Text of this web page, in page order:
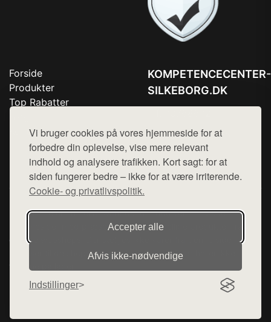
Vi bruger cookies på vores hjemmeside for at
forbedre din oplevelse, vise mere relevant
indhold og analysere trafikken. Kort sagt: for at
siden fungerer bedre – ikke for at være irriterende.
Cookie- og privatlivspolitik.
Accepter alle
Afvis ikke‑nødvendige
Indstillinger
Forside
Produkter
Top Rabatter
Kontakt
KOMPETENCECENTER-
SILKEBORG.DK
Mail:hej@want.dk
Cookie- og privatlivspolitik
Denne side er en del af want.dk, der udgiver en række
hjemmesider med præsentation af forskellige produkter fra
diverse webshops. Der sælges ikke varer fra denne side - vi
henviser til de shops, som sælger varen. Vi har heller ikke
varerne på lager.
© 2026 kompetencecenter-silkeborg.dk. Alle rettigheder